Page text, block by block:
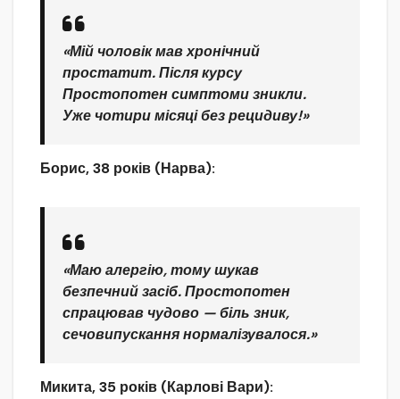
«Мій чоловік мав хронічний
простатит. Після курсу
Простопотен симптоми зникли.
Уже чотири місяці без рецидиву!»
Борис, 38 років (Нарва):
«Маю алергію, тому шукав
безпечний засіб. Простопотен
спрацював чудово — біль зник,
сечовипускання нормалізувалося.»
Микита, 35 років (Карлові Вари):